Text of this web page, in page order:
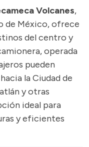
Volcanes,
de México, ofrece
del centro y
operada
pueden
la Ciudad de
y otras
ideal para
y eficientes